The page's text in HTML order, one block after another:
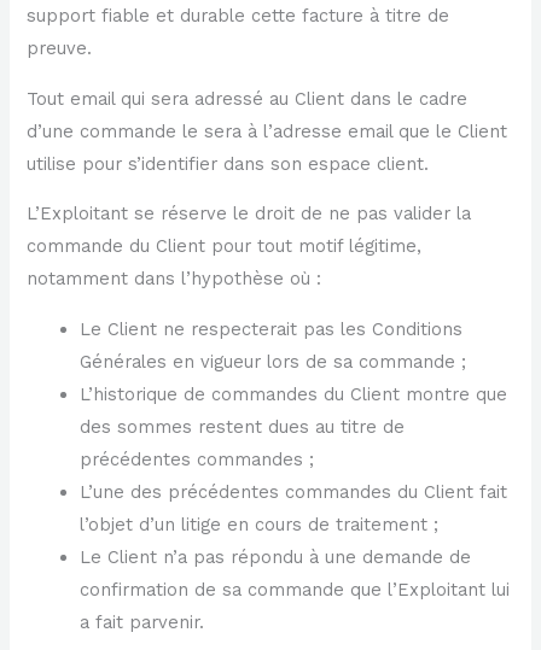
support fiable et durable cette facture à titre de
preuve.
Tout email qui sera adressé au Client dans le cadre
d’une commande le sera à l’adresse email que le Client
utilise pour s’identifier dans son espace client.
L’Exploitant se réserve le droit de ne pas valider la
commande du Client pour tout motif légitime,
notamment dans l’hypothèse où :
Le Client ne respecterait pas les Conditions
Générales en vigueur lors de sa commande ;
L’historique de commandes du Client montre que
des sommes restent dues au titre de
précédentes commandes ;
L’une des précédentes commandes du Client fait
l’objet d’un litige en cours de traitement ;
Le Client n’a pas répondu à une demande de
confirmation de sa commande que l’Exploitant lui
a fait parvenir.